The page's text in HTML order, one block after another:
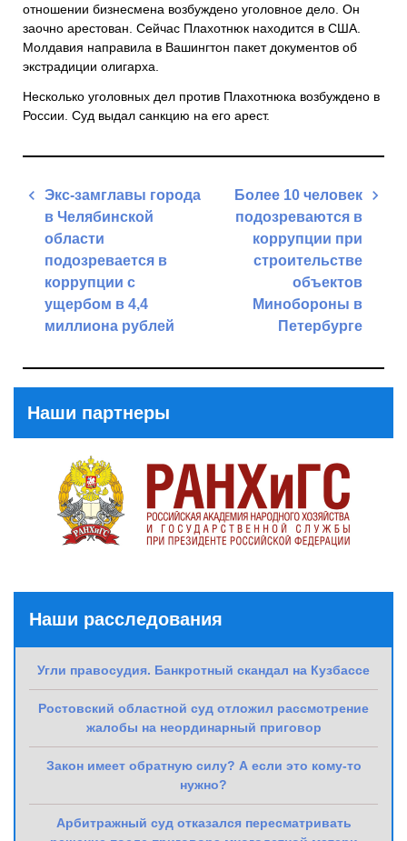
отношении бизнесмена возбуждено уголовное дело. Он
заочно арестован. Сейчас Плахотнюк находится в США.
Молдавия направила в Вашингтон пакет документов об
экстрадиции олигарха.
Несколько уголовных дел против Плахотнюка возбуждено в
России. Суд выдал санкцию на его арест.
Навигация
записям
Экс-замглавы города
в Челябинской
области
подозревается в
коррупции с
ущербом в 4,4
миллиона рублей
Более 10 человек
подозреваются в
коррупции при
строительстве
объектов
Минобороны в
Петербурге
Наши партнеры
Наши расследования
Угли правосудия. Банкротный скандал на Кузбассе
Ростовский областной суд отложил рассмотрение
жалобы на неординарный приговор
Закон имеет обратную силу? А если это кому-то
нужно?
Арбитражный суд отказался пересматривать